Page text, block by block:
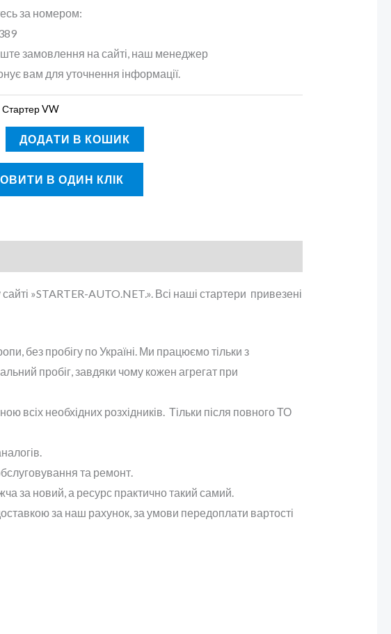
за номером:
замовлення на сайті, наш менеджер
вам для уточнення інформації.
Стартер VW
ДОДАТИ В КОШИК
В ОДИН КЛІК
»STARTER-AUTO.NET.». Всі наші стартери привезені
без пробігу по Україні. Ми працюємо тільки з
пробіг, завдяки чому кожен агрегат при
всіх необхідних розхідників. Тільки після повного ТО
та ремонт.
за новий, а ресурс практично такий самий.
за наш рахунок, за умови передоплати вартості